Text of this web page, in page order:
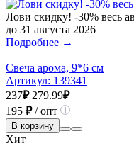
Лови скидку! -30% весь
до 31 августа 2026
Подробнее →
Свеча арома, 9*6 см
Артикул: 139341
237₽ 279.99₽
195 ₽/ опт
В корзину
Хит